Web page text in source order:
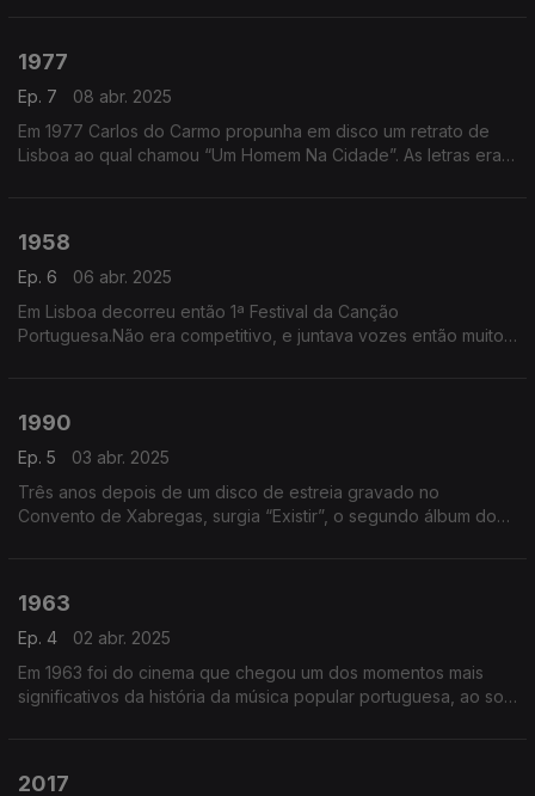
1977
Ep. 7
08 abr. 2025
Em 1977 Carlos do Carmo propunha em disco um retrato de
Lisboa ao qual chamou “Um Homem Na Cidade”. As letras eram
1958
Ep. 6
06 abr. 2025
Em Lisboa decorreu então 1ª Festival da Canção
Portuguesa.Não era competitivo, e juntava vozes então muito
1990
Ep. 5
03 abr. 2025
Três anos depois de um disco de estreia gravado no
Convento de Xabregas, surgia “Existir”, o segundo álbum dos
1963
Ep. 4
02 abr. 2025
Em 1963 foi do cinema que chegou um dos momentos mais
significativos da história da música popular portuguesa, ao som
2017